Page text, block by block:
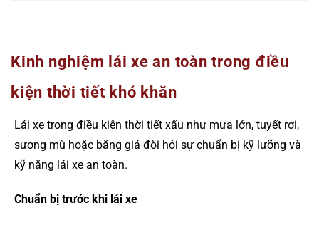
Kinh nghiệm lái xe an toàn trong điều
kiện thời tiết khó khăn
Lái xe trong điều kiện thời tiết xấu như mưa lớn, tuyết rơi,
sương mù hoặc băng giá đòi hỏi sự chuẩn bị kỹ lưỡng và
kỹ năng lái xe an toàn.
Chuẩn bị trước khi lái xe